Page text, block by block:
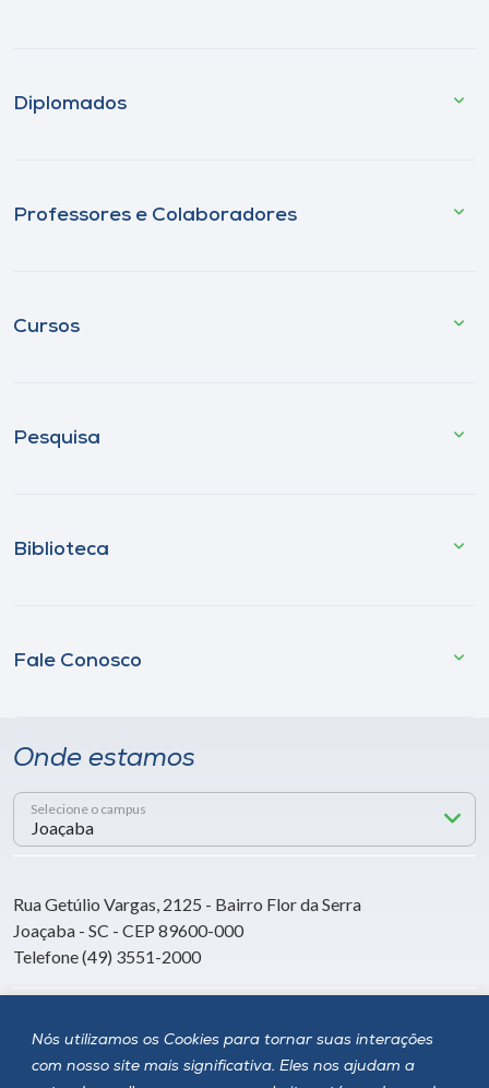
Nós utilizamos os Cookies para tornar suas interações
com nosso site mais significativa. Eles nos ajudam a
Diplomados
Professores e Colaboradores
Cursos
Pesquisa
Biblioteca
Fale Conosco
Onde estamos
Selecione o campus
Rua Getúlio Vargas, 2125 - Bairro Flor da Serra
Joaçaba - SC - CEP 89600-000
Telefone (49) 3551-2000
Siga a Unoesc